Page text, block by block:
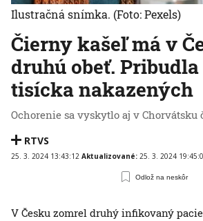
Čierny kašeľ má v
druhú obeť.
tisícka nakazených
Ochorenie sa vyskytlo aj v Chorvátsku
RTVS
25. 3. 2024 13:43:12 Aktualizované: 25. 3. 2024
Odlož na neskôr
Ilustračná snímka. (Foto: Pexels)
V Česku zomrel druhý infikovaný